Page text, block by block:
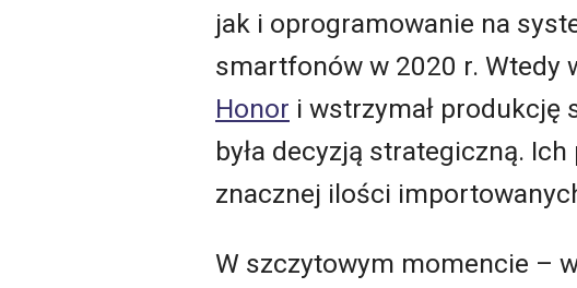
jak i oprogramowanie na
smartfonów w 2020 r. Wtedy
Honor i wstrzymał produkcję
była decyzją strategiczną.
znacznej ilości
W szczytowym momencie –